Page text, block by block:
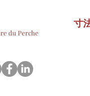
du Perche
寸